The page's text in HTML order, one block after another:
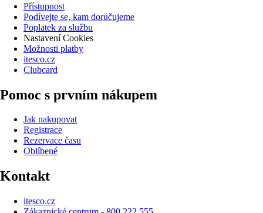
Přístupnost
Podívejte se, kam doručujeme
Poplatek za službu
Nastavení Cookies
Možnosti platby
itesco.cz
Clubcard
Pomoc s prvním nákupem
Jak nakupovat
Registrace
Rezervace času
Oblíbené
Kontakt
itesco.cz